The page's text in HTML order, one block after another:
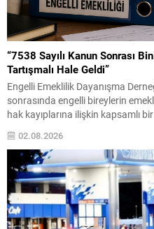
“7538 Sayılı Kanun Sonrası
Tartışmalı Hale Geldi”
Engelli Emeklilik Dayanışma
sonrasında engelli bireylerin
hak kayıplarına ilişkin kapsamlı
Ortaya Çıkan Hak Kayıplarına
Katılımcı Beyanları Raporu”
uygulamadaki etkileri anket...
02.08.2026